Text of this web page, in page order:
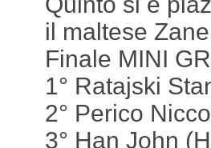
il maltese
Finale MINI
1° Ratajski
2° Perico
3° Han John